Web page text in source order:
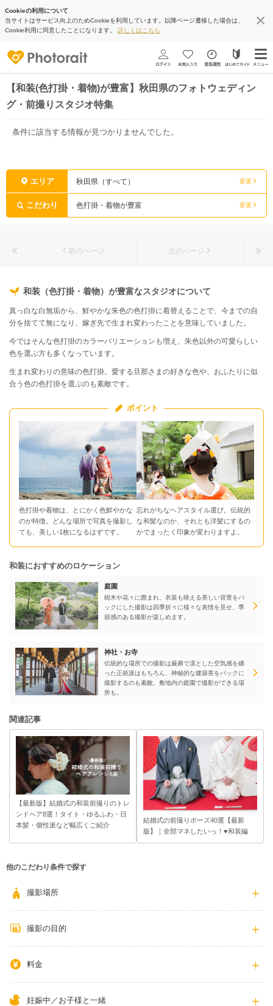
Cookieの利用について
当サイトはサービス向上のためCookieを利用しています。以降ページ遷移した場合は、
Cookie利用に同意したことになります。 詳しくはこちら
【和装(色打掛・着物)が豊富】秋田県のフォトウェディン
グ・前撮りスタジオ特集
条件に該当する情報が見つかりませんでした。
エリア 秋田県（すべて） 変更
こだわり 色打掛・着物が豊富 変更
前のページ 次のページ
和装（色打掛・着物）が豊富なスタジオについて
真っ白な白無垢から、鮮やかな朱色の色打掛に着替えることで、今までの自
分を捨てて無になり、嫁ぎ先で生まれ変わったことを意味していました。
今ではそんな色打掛のカラーバリエーションも増え、朱色以外の可愛らしい
色を選ぶ方も多くなっています。
生まれ変わりの意味の色打掛。愛する旦那さまの好きな色や、おふたりに似
合う色の色打掛を選ぶのも素敵です。
ポイント
色打掛や着物は、とにかく色鮮やかな
のが特徴。どんな場所で写真を撮影し
ても、美しい1枚になるはずです。
忘れがちなヘアスタイル選び。伝統的
な和髪なのか、それとも洋髪にするの
かでまったく印象が変わりますよ。
和装におすすめのロケーション
庭園
樹木や花々に囲まれ、衣装も映える美しい背景をバ
ックにした撮影は四季折々に様々な表情を見せ、季
節感のある撮影が楽しめます。
神社・お寺
伝統的な場所での撮影は厳粛で凛とした空気感を纏
った正統派はもちろん、神秘的な建築美をバックに
撮影するのも素敵。敷地内の庭園で撮影ができる場
所も。
関連記事
【最新版】結婚式の和装前撮りのトレ
ンドヘア8選！タイト・ゆるふわ・日
本髪・個性派など幅広くご紹介
結婚式の前撮りポーズ40選【最新
版】｜全部マネしたいっ！♥和装編
他のこだわり条件で探す
撮影場所
撮影の目的
料金
妊娠中／お子様と一緒